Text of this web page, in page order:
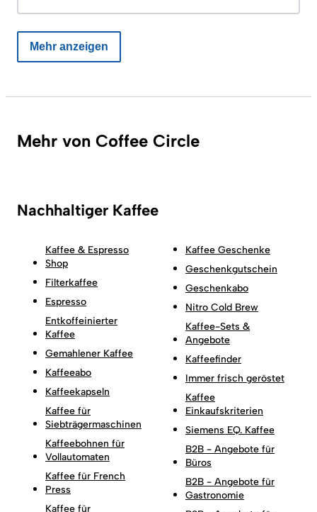
Mehr anzeigen
Mehr von Coffee Circle
Nachhaltiger Kaffee
Kaffee & Espresso
Shop
Filterkaffee
Espresso
Entkoffeinierter
Kaffee
Gemahlener Kaffee
Kaffeeabo
Kaffeekapseln
Kaffee für
Siebträgermaschinen
Kaffeebohnen für
Vollautomaten
Kaffee für French
Press
Kaffee für
Kaffee Geschenke
Geschenkgutschein
Geschenkabo
Nitro Cold Brew
Kaffee-Sets &
Angebote
Kaffeefinder
Immer frisch geröstet
Kaffee
Einkaufskriterien
Siemens EQ. Kaffee
B2B - Angebote für
Büros
B2B - Angebote für
Gastronomie